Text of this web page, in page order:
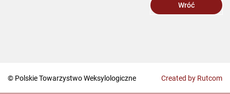
Wróć
© Polskie Towarzystwo Weksylologiczne Created by Rutcom